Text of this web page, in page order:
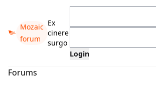
Mozaic
forum
Ex
cinere
surgo
Forums